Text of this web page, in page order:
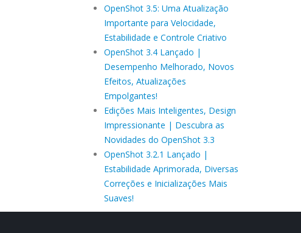
OpenShot 3.5: Uma Atualização
Importante para Velocidade,
Estabilidade e Controle Criativo
OpenShot 3.4 Lançado |
Desempenho Melhorado, Novos
Efeitos, Atualizações
Empolgantes!
Edições Mais Inteligentes, Design
Impressionante | Descubra as
Novidades do OpenShot 3.3
OpenShot 3.2.1 Lançado |
Estabilidade Aprimorada, Diversas
Correções e Inicializações Mais
Suaves!